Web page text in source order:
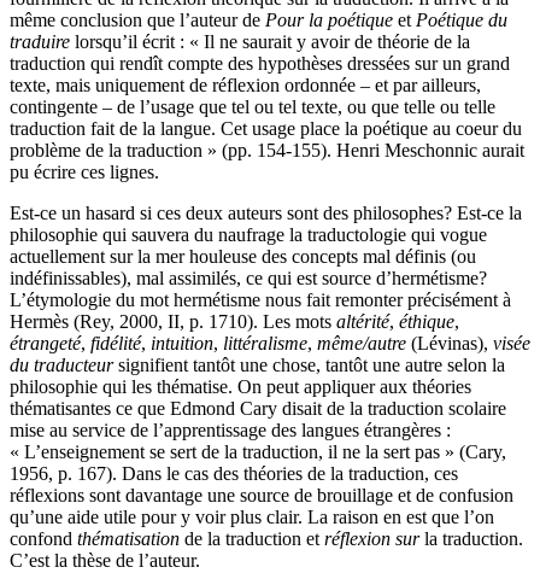
même conclusion que l’auteur de Pour la poétique etPoétique du
traduire lorsqu’il écrit : « Il ne saurait y avoir de théorie de la
traduction qui rendît compte des hypothèses dressées sur un grand
texte, mais uniquement de réflexion ordonnée – et par ailleurs,
contingente – de l’usage que tel ou tel texte, ou que telle ou telle
traduction fait de la langue. Cet usage place la poétique au coeur du
problème de la traduction » (pp. 154-155). Henri Meschonnic aurait
pu écrire ces lignes.
Est-ce un hasard si ces deux auteurs sont des philosophes? Est-ce la
philosophie qui sauvera du naufrage la traductologie qui vogue
actuellement sur la mer houleuse des concepts mal définis (ou
indéfinissables), mal assimilés, ce qui est source d’hermétisme?
L’étymologie du mot hermétisme nous fait remonter précisément à
Hermès (Rey, 2000, II, p. 1710). Les mots altérité, éthique,
étrangeté, fidélité, intuition, littéralisme, même/autre (Lévinas), visée
du traducteursignifient tantôt une chose, tantôt une autre selon la
philosophie qui les thématise. On peut appliquer aux théories
thématisantes ce que Edmond Cary disait de la traduction scolaire
mise au service de l’apprentissage des langues étrangères :
« L’enseignement se sert de la traduction, il ne la sert pas » (Cary,
1956, p. 167). Dans le cas des théories de la traduction, ces
réflexions sont davantage une source de brouillage et de confusion
qu’une aide utile pour y voir plus clair. La raison en est que l’on
confond thématisation de la traduction etréflexion surla traduction.
C’est la thèse de l’auteur.